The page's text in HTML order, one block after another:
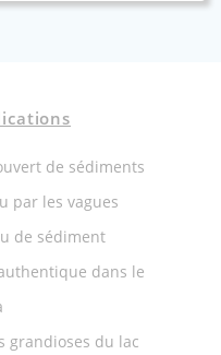
de sédiments
par les vagues
de sédiment
dans le
grandioses du lac